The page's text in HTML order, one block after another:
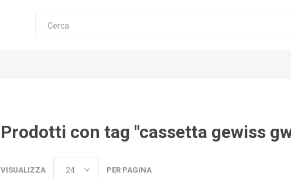
Prodotti con tag "cassetta gewiss
VISUALIZZA PER PAGINA